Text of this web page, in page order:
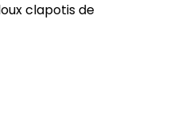
clapotis de